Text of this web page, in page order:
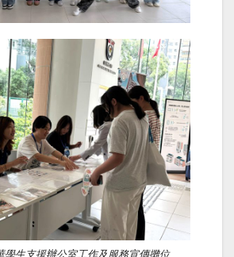
學生支援辦公室工作及服務宣傳攤位